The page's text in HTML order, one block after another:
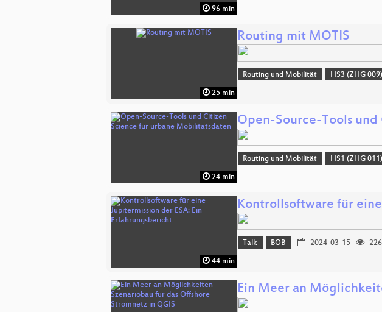
96 min
25 min
Routing mit MOTIS
Routing und Mobilität HS3 (ZHG 009)
24 min
Open-Source-Tools
Routing und Mobilität HS1 (ZHG 011)
44 min
Kontrollsoftware für
Talk BOB 2024-03-15 226
Ein Meer an